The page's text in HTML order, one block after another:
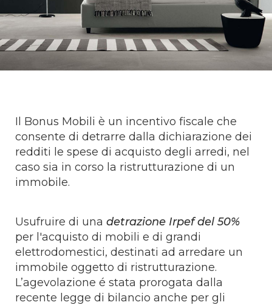
Il Bonus Mobili è un incentivo fiscale che
consente di detrarre dalla dichiarazione dei
redditi le spese di acquisto degli arredi, nel
caso sia in corso la ristrutturazione di un
immobile.
Usufruire di una detrazione Irpef del 50%
per l'acquisto di mobili e di grandi
elettrodomestici, destinati ad arredare un
immobile oggetto di ristrutturazione.
L’agevolazione é stata prorogata dalla
recente legge di bilancio anche per gli